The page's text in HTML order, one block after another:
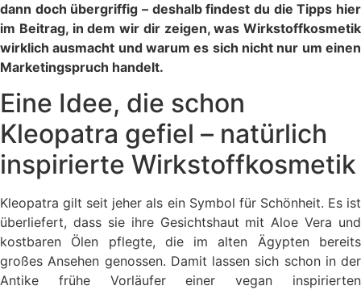
dann doch übergriffig – deshalb findest du die Tipps hier
im Beitrag, in dem wir dir zeigen, was Wirkstoffkosmetik
wirklich ausmacht und warum es sich nicht nur um einen
Marketingspruch handelt.
Eine Idee, die schon
Kleopatra gefiel – natürlich
inspirierte Wirkstoffkosmetik
Kleopatra gilt seit jeher als ein Symbol für Schönheit. Es ist
überliefert, dass sie ihre Gesichtshaut mit Aloe Vera und
kostbaren Ölen pflegte, die im alten Ägypten bereits
großes Ansehen genossen. Damit lassen sich schon in der
Antike frühe Vorläufer einer vegan inspirierten